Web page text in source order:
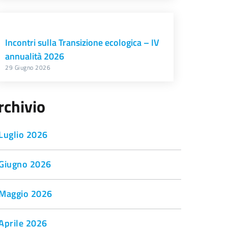
Incontri sulla Transizione ecologica – IV
annualità 2026
29 Giugno 2026
2026
2026
2026
2026